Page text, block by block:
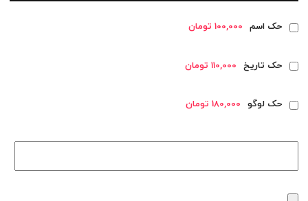
حک اسم 100,000 تومان
حک تاریخ 110,000 تومان
حک لوگو 180,000 تومان